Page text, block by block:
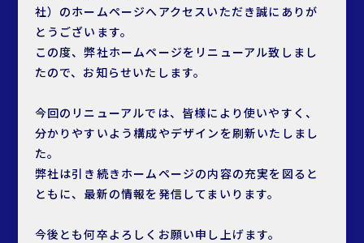
社）のホームページへアクセスいただき誠にありが
とうございます。
この度、弊社ホームページをリニューアル致しまし
たので、お知らせいたします。
今回のリニューアルでは、皆様により使いやすく、
分かりやすいよう構成やデザインを刷新いたしまし
た。
弊社は引き続きホームページの内容の充実を図ると
ともに、最新の情報を発信してまいります。
今後とも何卒よろしくお願い申し上げます。